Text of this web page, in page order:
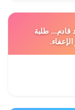
قادم... طلبة